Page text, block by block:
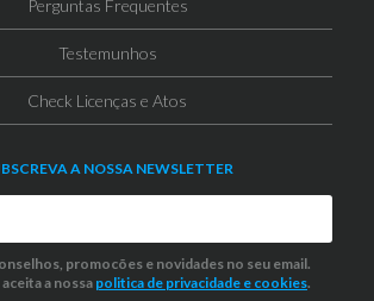
Perguntas Frequentes
Testemunhos
Check Licenças e Atos
A NOSSA NEWSLETTER
promocões e novidades no seu email.
a nossa politica de privacidade e cookies.